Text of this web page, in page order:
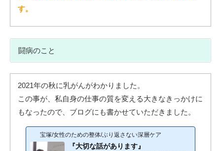
す。
闘病のこと
2021年の秋に乳がんがわかりました。
この事が、私自身の仕事の質を変える大きなきっかけに
もなったので、ブログにも書かせていただきました。
宝塚/女性のための整体/ぶり返さない深層ケア
『大切な話があります』